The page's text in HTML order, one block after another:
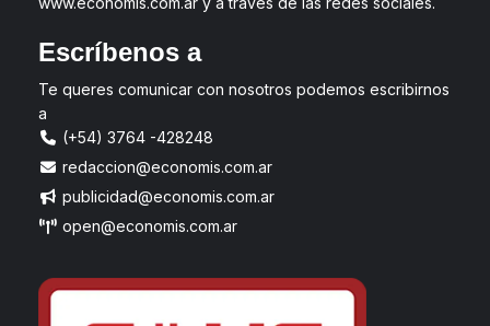
Escríbenos a
Te queres comunicar con nosotros podemos escribirnos
a
(+54) 3764 -428248
redaccion@economis.com.ar
publicidad@economis.com.ar
open@economis.com.ar